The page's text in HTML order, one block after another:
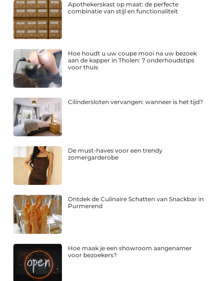
Apothekerskast op maat: de perfecte
combinatie van stijl en functionaliteit
Hoe houdt u uw coupe mooi na uw bezoek
aan de kapper in Tholen: 7 onderhoudstips
voor thuis
Cilindersloten vervangen: wanneer is het tijd?
De must-haves voor een trendy
zomergarderobe
Ontdek de Culinaire Schatten van Snackbar in
Purmerend
Hoe maak je een showroom aangenamer
voor bezoekers?